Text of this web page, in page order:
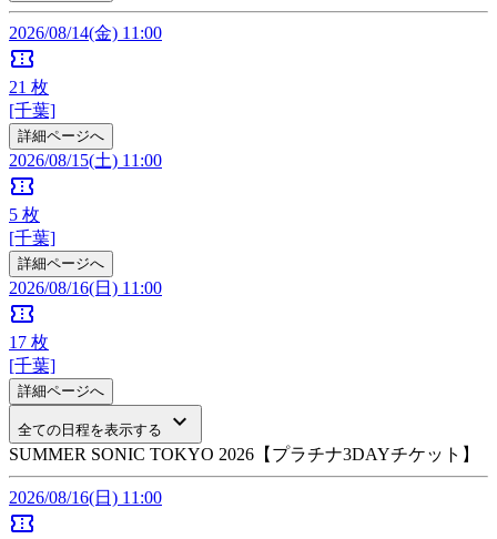
2026/08/14(金) 11:00
confirmation_number
21 枚
[千葉]
詳細ページへ
2026/08/15(土) 11:00
confirmation_number
5 枚
[千葉]
詳細ページへ
2026/08/16(日) 11:00
confirmation_number
17 枚
[千葉]
詳細ページへ
全ての日程を表示する keyboard_arrow_down
SUMMER SONIC TOKYO 2026【プラチナ3DAYチケット】
2026/08/16(日) 11:00
confirmation_number